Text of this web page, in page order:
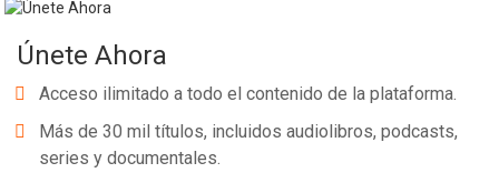
Únete Ahora
Acceso ilimitado a todo el contenido de la plataforma.
Más de 30 mil títulos, incluidos audiolibros, podcasts,
series y documentales.